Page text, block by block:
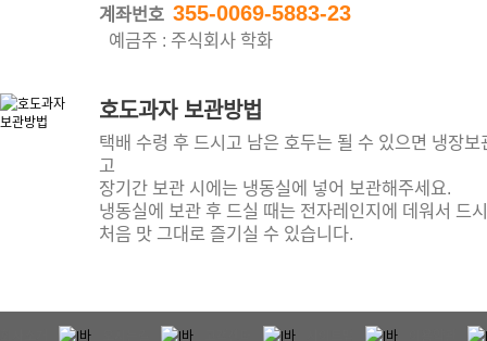
계좌번호 355-0069-5883-23
예금주 : 주식회사 학화
호도과자 보관방법
택배 수령 후 드시고 남은 호두는 될 수 있으면 냉장보
고
장기간 보관 시에는 냉동실에 넣어 보관해주세요.
냉동실에 보관 후 드실 때는 전자레인지에 데워서 드
처음 맛 그대로 즐기실 수 있습니다.